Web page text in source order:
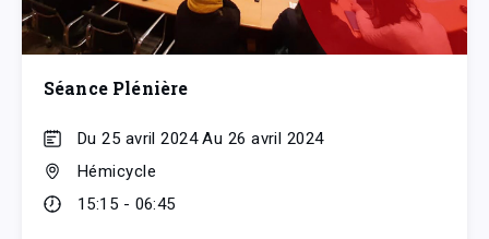
Séance Plénière
Du 25 avril 2024 Au 26 avril 2024
Hémicycle
15:15 - 06:45